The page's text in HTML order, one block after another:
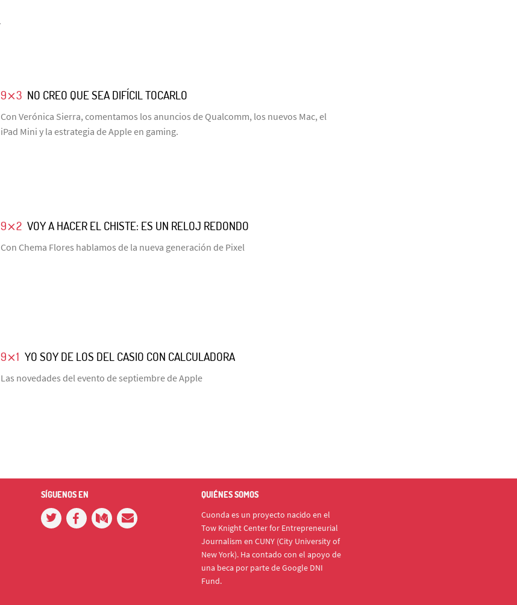
9⨯3 NO CREO QUE SEA DIFÍCIL TOCARLO
Con Verónica Sierra, comentamos los anuncios de Qualcomm, los nuevos Mac, el
iPad Mini y la estrategia de Apple en gaming.
9⨯2 VOY A HACER EL CHISTE: ES UN RELOJ REDONDO
Con Chema Flores hablamos de la nueva generación de Pixel
9⨯1 YO SOY DE LOS DEL CASIO CON CALCULADORA
Las novedades del evento de septiembre de Apple
SÍGUENOS EN QUIÉNES SOMOS
Cuonda es un proyecto nacido en el
Tow Knight Center for Entrepreneurial
Journalism en CUNY (City University of
New York). Ha contado con el apoyo de
una beca por parte de Google DNI
Fund.